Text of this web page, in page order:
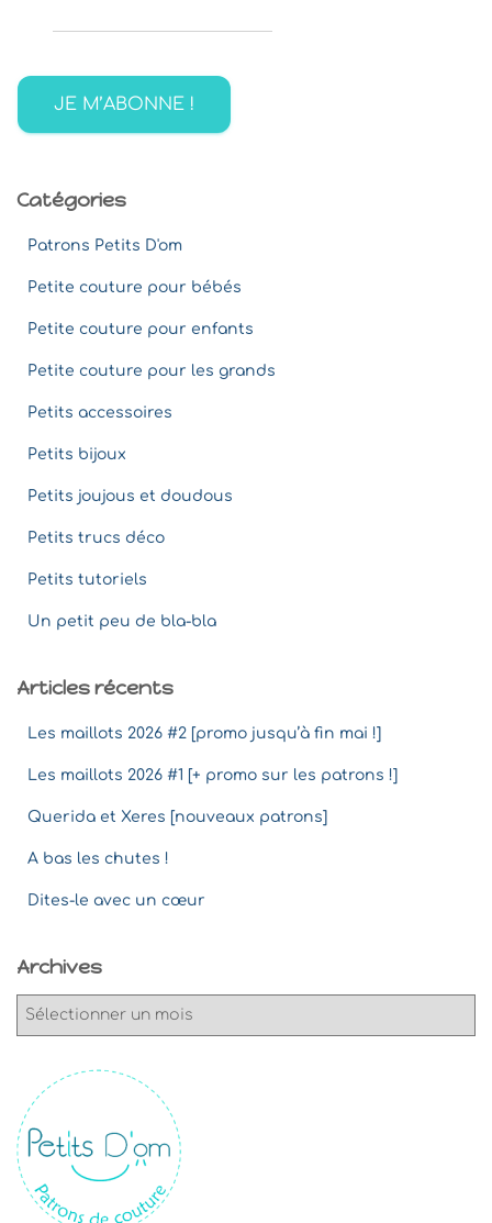
h
r
Catégories
Patrons Petits D'om
Petite couture pour bébés
Petite couture pour enfants
Petite couture pour les grands
Petits accessoires
Petits bijoux
Petits joujous et doudous
Petits trucs déco
Petits tutoriels
Un petit peu de bla-bla
Articles récents
Les maillots 2026 #2 [promo jusqu’à fin mai !]
Les maillots 2026 #1 [+ promo sur les patrons !]
Querida et Xeres [nouveaux patrons]
A bas les chutes !
Dites-le avec un cœur
Archives
v
e
s